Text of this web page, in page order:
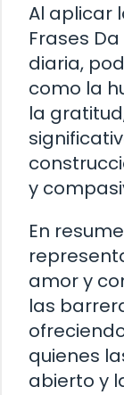
Al aplicar
Frases
diaria,
como la
la
y
En
amor y
las
quienes
abierto y